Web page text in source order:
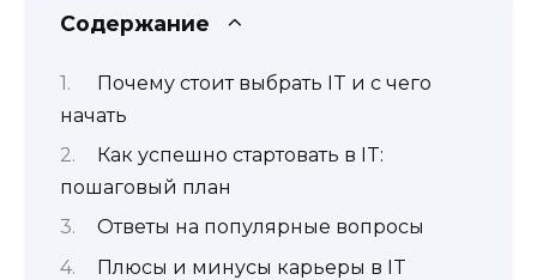
Содержание
Почему стоит выбрать IT и с чего
начать
Как успешно стартовать в IT:
пошаговый план
Ответы на популярные вопросы
Плюсы и минусы карьеры в IT